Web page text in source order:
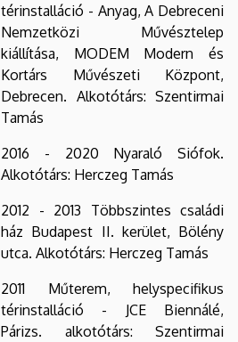
térinstalláció - Anyag, A Debreceni
Nemzetközi Művésztelep
kiállítása, MODEM Modern és
Kortárs Művészeti Központ,
Debrecen. Alkotótárs: Szentirmai
Tamás
2016 - 2020 Nyaraló Siófok.
Alkotótárs: Herczeg Tamás
2012 - 2013 Többszintes családi
ház Budapest II. kerület, Bölény
utca. Alkotótárs: Herczeg Tamás
2011 Műterem, helyspecifikus
térinstalláció - JCE Biennálé,
Párizs. alkotótárs: Szentirmai